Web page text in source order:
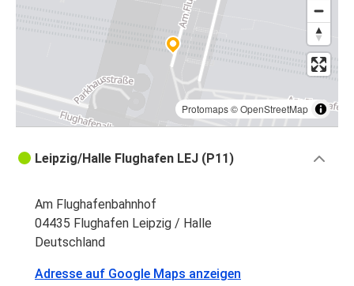
Protomaps©OpenStreetMap
Leipzig/Halle Flughafen LEJ (P11)
Am Flughafenbahnhof
04435 Flughafen Leipzig / Halle
Deutschland
Adresse auf Google Maps anzeigen